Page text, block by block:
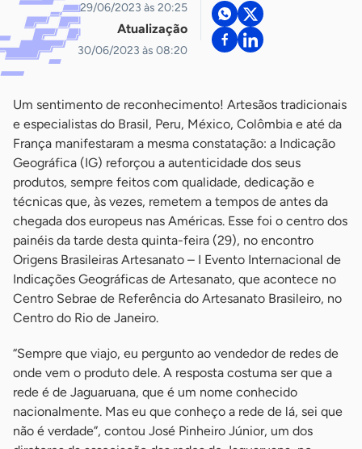
29/06/2023 às 20:25
Atualização
30/06/2023 às 08:20
Um sentimento de reconhecimento! Artesãos tradicionais
e especialistas do Brasil, Peru, México, Colômbia e até da
França manifestaram a mesma constatação: a Indicação
Geográfica (IG) reforçou a autenticidade dos seus
produtos, sempre feitos com qualidade, dedicação e
técnicas que, às vezes, remetem a tempos de antes da
chegada dos europeus nas Américas. Esse foi o centro dos
painéis da tarde desta quinta-feira (29), no encontro
Origens Brasileiras Artesanato – I Evento Internacional de
Indicações Geográficas de Artesanato, que acontece no
Centro Sebrae de Referência do Artesanato Brasileiro, no
Centro do Rio de Janeiro.
“Sempre que viajo, eu pergunto ao vendedor de redes de
onde vem o produto dele. A resposta costuma ser que a
rede é de Jaguaruana, que é um nome conhecido
nacionalmente. Mas eu que conheço a rede de lá, sei que
não é verdade”, contou José Pinheiro Júnior, um dos